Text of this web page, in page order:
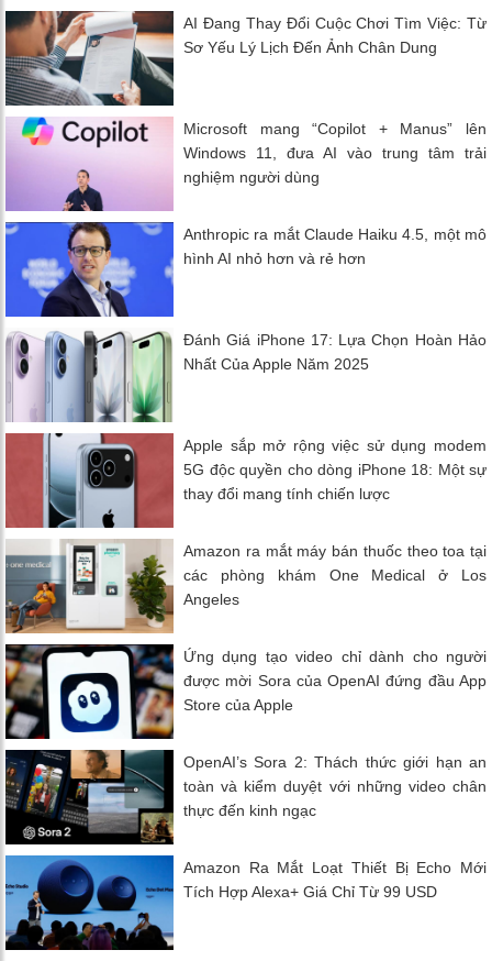
AI Đang Thay Đổi Cuộc Chơi Tìm Việc: Từ
Sơ Yếu Lý Lịch Đến Ảnh Chân Dung
Microsoft mang “Copilot + Manus” lên
Windows 11, đưa AI vào trung tâm trải
nghiệm người dùng
Anthropic ra mắt Claude Haiku 4.5, một mô
hình AI nhỏ hơn và rẻ hơn
Đánh Giá iPhone 17: Lựa Chọn Hoàn Hảo
Nhất Của Apple Năm 2025
Apple sắp mở rộng việc sử dụng modem
5G độc quyền cho dòng iPhone 18: Một sự
thay đổi mang tính chiến lược
Amazon ra mắt máy bán thuốc theo toa tại
các phòng khám One Medical ở Los
Angeles
Ứng dụng tạo video chỉ dành cho người
được mời Sora của OpenAI đứng đầu App
Store của Apple
OpenAI’s Sora 2: Thách thức giới hạn an
toàn và kiểm duyệt với những video chân
thực đến kinh ngạc
Amazon Ra Mắt Loạt Thiết Bị Echo Mới
Tích Hợp Alexa+ Giá Chỉ Từ 99 USD